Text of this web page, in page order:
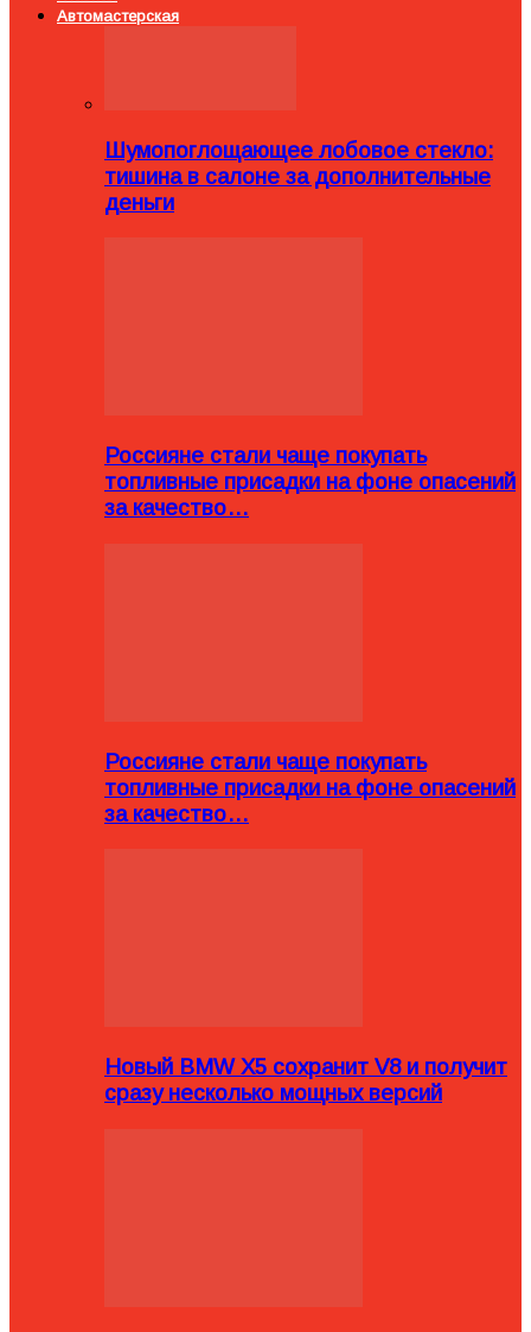
Автомастерская
Шумопоглощающее лобовое стекло:
тишина в салоне за дополнительные
деньги
Россияне стали чаще покупать
топливные присадки на фоне опасений
за качество…
Россияне стали чаще покупать
топливные присадки на фоне опасений
за качество…
Новый BMW X5 сохранит V8 и получит
сразу несколько мощных версий